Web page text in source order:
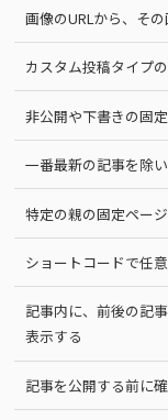
画像のURLから、そ
カスタム投稿タイプ
非公開や下書きの固
一番最新の記事を除
特定の親の固定ペー
ショートコードで任
記事内に、前後の記
表示する
記事を公開する前に